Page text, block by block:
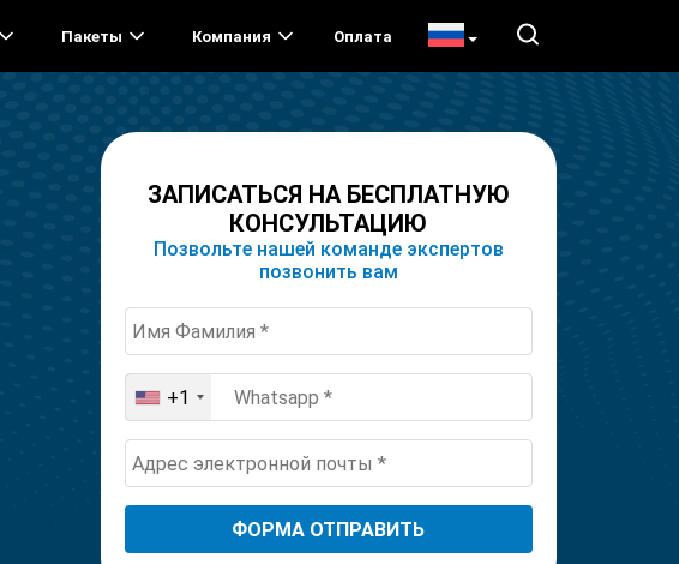
Пакеты Компания Оплата
ЗАПИСАТЬСЯ НА БЕСПЛАТНУЮ
КОНСУЛЬТАЦИЮ
Позвольте нашей команде экспертов
позвонить вам
United
States
+1
+1